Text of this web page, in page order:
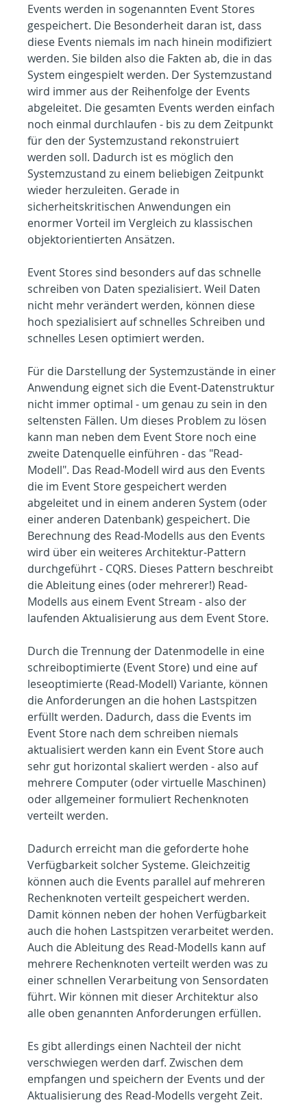
Events werden in sogenannten Event Stores
gespeichert. Die Besonderheit daran ist, dass
diese Events niemals im nach hinein modifiziert
werden. Sie bilden also die Fakten ab, die in das
System eingespielt werden. Der Systemzustand
wird immer aus der Reihenfolge der Events
abgeleitet. Die gesamten Events werden einfach
noch einmal durchlaufen - bis zu dem Zeitpunkt
für den der Systemzustand rekonstruiert
werden soll. Dadurch ist es möglich den
Systemzustand zu einem beliebigen Zeitpunkt
wieder herzuleiten. Gerade in
sicherheitskritischen Anwendungen ein
enormer Vorteil im Vergleich zu klassischen
objektorientierten Ansätzen.
Event Stores sind besonders auf das schnelle
schreiben von Daten spezialisiert. Weil Daten
nicht mehr verändert werden, können diese
hoch spezialisiert auf schnelles Schreiben und
schnelles Lesen optimiert werden.
Für die Darstellung der Systemzustände in einer
Anwendung eignet sich die Event-Datenstruktur
nicht immer optimal - um genau zu sein in den
seltensten Fällen. Um dieses Problem zu lösen
kann man neben dem Event Store noch eine
zweite Datenquelle einführen - das "Read-
Modell". Das Read-Modell wird aus den Events
die im Event Store gespeichert werden
abgeleitet und in einem anderen System (oder
einer anderen Datenbank) gespeichert. Die
Berechnung des Read-Modells aus den Events
wird über ein weiteres Architektur-Pattern
durchgeführt - CQRS. Dieses Pattern beschreibt
die Ableitung eines (oder mehrerer!) Read-
Modells aus einem Event Stream - also der
laufenden Aktualisierung aus dem Event Store.
Durch die Trennung der Datenmodelle in eine
schreiboptimierte (Event Store) und eine auf
leseoptimierte (Read-Modell) Variante, können
die Anforderungen an die hohen Lastspitzen
erfüllt werden. Dadurch, dass die Events im
Event Store nach dem schreiben niemals
aktualisiert werden kann ein Event Store auch
sehr gut horizontal skaliert werden - also auf
mehrere Computer (oder virtuelle Maschinen)
oder allgemeiner formuliert Rechenknoten
verteilt werden.
Dadurch erreicht man die geforderte hohe
Verfügbarkeit solcher Systeme. Gleichzeitig
können auch die Events parallel auf mehreren
Rechenknoten verteilt gespeichert werden.
Damit können neben der hohen Verfügbarkeit
auch die hohen Lastspitzen verarbeitet werden.
Auch die Ableitung des Read-Modells kann auf
mehrere Rechenknoten verteilt werden was zu
einer schnellen Verarbeitung von Sensordaten
führt. Wir können mit dieser Architektur also
alle oben genannten Anforderungen erfüllen.
Es gibt allerdings einen Nachteil der nicht
verschwiegen werden darf. Zwischen dem
empfangen und speichern der Events und der
Aktualisierung des Read-Modells vergeht Zeit.